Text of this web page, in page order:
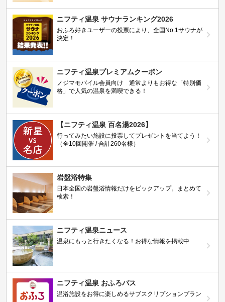
ニフティ温泉 サウナランキング2026
おふろ好きユーザーの投票により、全国No.1サウナが
決定！
ニフティ温泉プレミアムクーポン
ノジマモバイル会員向け 通常よりもお得な「特別価
格」で人気の温泉を満喫できる！
【ニフティ温泉 百名湯2026】
行ってみたい施設に投票してプレゼントを当てよう！
（全10回開催 / 合計260名様）
岩盤浴特集
日本全国の岩盤浴情報だけをピックアップ。まとめて
検索！
ニフティ温泉ニュース
温泉にもっと行きたくなる！お得な情報を掲載中
ニフティ温泉 おふろパス
温浴施設をお得に楽しめるサブスクリプションプラン